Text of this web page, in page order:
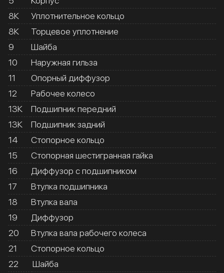
8К
Уплотнительное кольцо
8К
Торцевое уплотнение
9
Шайба
10
Наружная гильза
11
Опорный диффузор
12
Рабочее колесо
13К
Подшипник передний
13К
Подшипник задний
14
Стопорное кольцо
15
Стопорная шестигранная гайка
16
Диффузор с подшипником
17
Втулка подшипника
18
Втулка вала
19
Диффузор
20
Втулка вала рабочего колеса
21
Стопорное кольцо
22
Шайба